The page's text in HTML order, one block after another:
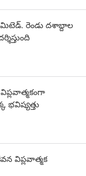
రెండు దశాబ్దాల
విప్లవాత్మక